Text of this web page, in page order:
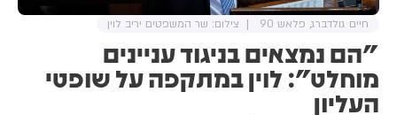
"הם נמצאים בניגוד עניינים
מוחלט": לוין במתקפה על שופטי
העליון
חיים גולדברג, פלאש 90 צילום: שר המשפטים יריב לוין